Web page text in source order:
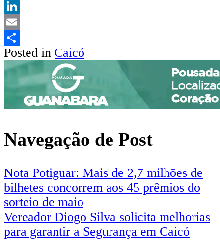
Twitter
LinkedIn
Email
Share
Posted in Caicó
Navegação de Post
Nota Potiguar: Mais de 2,7 milhões de
bilhetes concorrem aos 45 prêmios do
sorteio de maio
Vereador Diogo Silva solicita melhorias
para garantir a Segurança em Caicó